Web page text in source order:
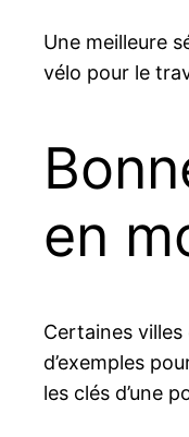
Une meilleure
vélo pour le
en
Certaines
d’exemples
les clés d’une